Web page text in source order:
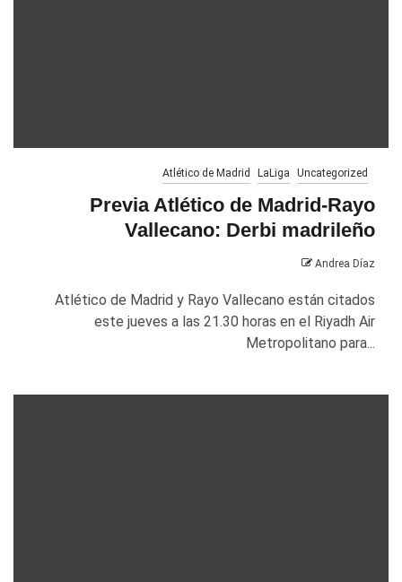
Atlético de Madrid LaLiga Uncategorized
Previa Atlético de Madrid-Rayo
Vallecano: Derbi madrileño
Andrea Díaz
Atlético de Madrid y Rayo Vallecano están citados
este jueves a las 21.30 horas en el Riyadh Air
Metropolitano para...